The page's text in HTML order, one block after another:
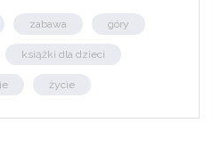
zabawa góry
książki dla dzieci
życie